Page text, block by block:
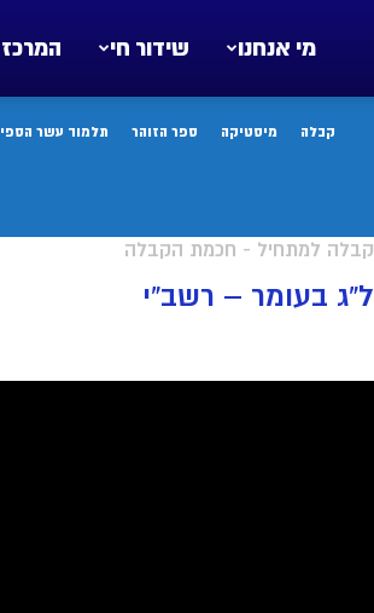
המרכז שידור חי מי אנחנו
קבלה מיסטיקה ספר הזוהר תלמוד עשר
קבלה למתחיל - חכמת הקבלה
ל”ג בעומר – רשב”י